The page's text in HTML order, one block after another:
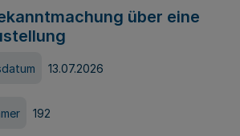
über eine
13.07.2026
192